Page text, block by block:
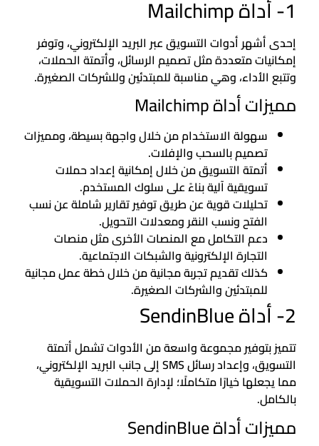
1- أداة Mailchimp
إحدى أشهر أدوات التسويق عبر البريد الإلكتروني، وتوفر
إمكانيات متعددة مثل تصميم الرسائل، وأتمتة الحملات،
وتتبع الأداء، وهي مناسبة للمبتدئين وللشركات الصغيرة.
مميزات أداة Mailchimp
سهولة الاستخدام من خلال واجهة بسيطة، ومميزات
تصميم بالسحب والإفلات.
أتمتة التسويق من خلال إمكانية إعداد حملات
تسويقية آلية بناءً على سلوك المستخدم.
تحليلات قوية عن طريق توفير تقارير شاملة عن نسب
الفتح ونسب النقر ومعدلات التحويل.
دعم التكامل مع المنصات الأخرى مثل منصات
التجارة الإلكترونية والشبكات الاجتماعية.
كذلك تقديم تجربة مجانية من خلال خطة عمل مجانية
للمبتدئين والشركات الصغيرة.
2- أداة SendinBlue
تتميز بتوفير مجموعة واسعة من الأدوات تشمل أتمتة
التسويق، وإعداد رسائل SMS إلى جانب البريد الإلكتروني،
مما يجعلها خيارًا متكاملًا؛ لإدارة الحملات التسويقية
بالكامل.
مميزات أداة SendinBlue